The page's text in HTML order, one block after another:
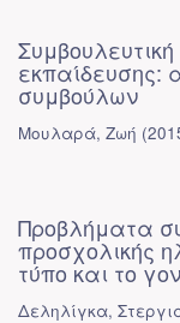
εκπαίδευσης:
συμβούλων
Μουλαρά, Ζωή (
Προβλήματα
προσχολικής
τύπο και το
Δεληλίγκα,